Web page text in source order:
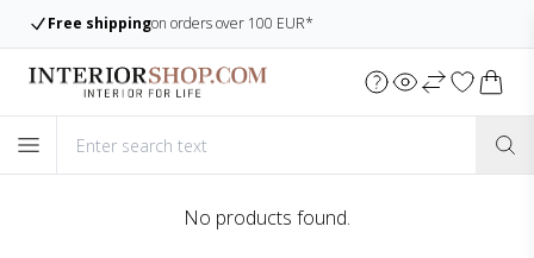
Free shippingon orders over 100 EUR*
No products found.